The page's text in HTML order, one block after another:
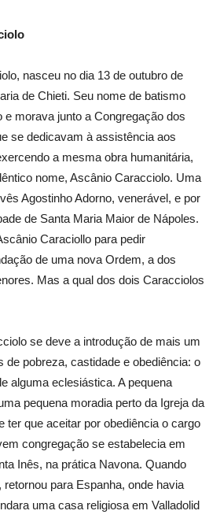
nasceu no dia 13 de outubro de
de Chieti. Seu nome de batismo
e morava junto a Congregação dos
se dedicavam à assistência aos
a mesma obra humanitária,
nome, Ascânio Caracciolo. Uma
Agostinho Adorno, venerável, e por
de Santa Maria Maior de Nápoles.
Caraciollo para pedir
de uma nova Ordem, a dos
Mas a qual dos dois Caracciolos
se deve a introdução de mais um
de pobreza, castidade e obediência: o
alguma eclesiástica. A pequena
pequena moradia perto da Igreja da
ter que aceitar por obediência o cargo
congregação se estabelecia em
Inês, na prática Navona. Quando
para Espanha, onde havia
uma casa religiosa em Valladolid